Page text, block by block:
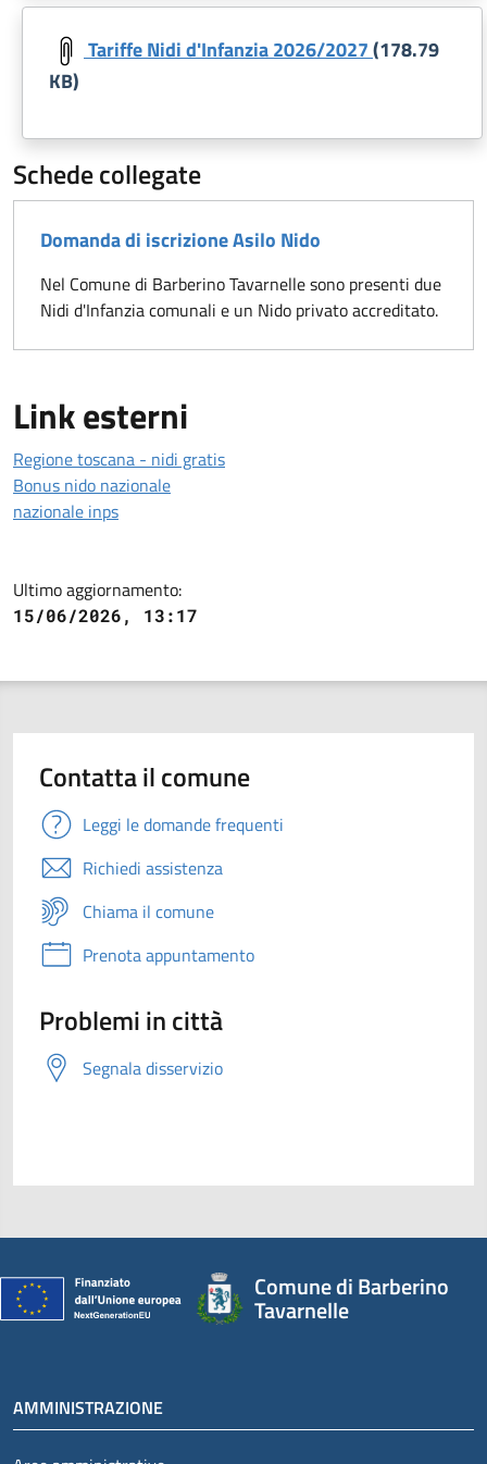
Document
Tariffe Nidi d'Infanzia 2026/2027(178.79
KB)
Schede collegate
Domanda di iscrizione Asilo Nido
Nel Comune di Barberino Tavarnelle sono presenti due
Nidi d'Infanzia comunali e un Nido privato accreditato.
Link esterni
Regione toscana - nidi gratis
Bonus nido nazionale
nazionale inps
Ultimo aggiornamento:
15/06/2026, 13:17
Contatta il comune
Leggi le domande frequenti
Richiedi assistenza
Chiama il comune
Prenota appuntamento
Problemi in città
Segnala disservizio
Comune di Barberino
Tavarnelle
AMMINISTRAZIONE